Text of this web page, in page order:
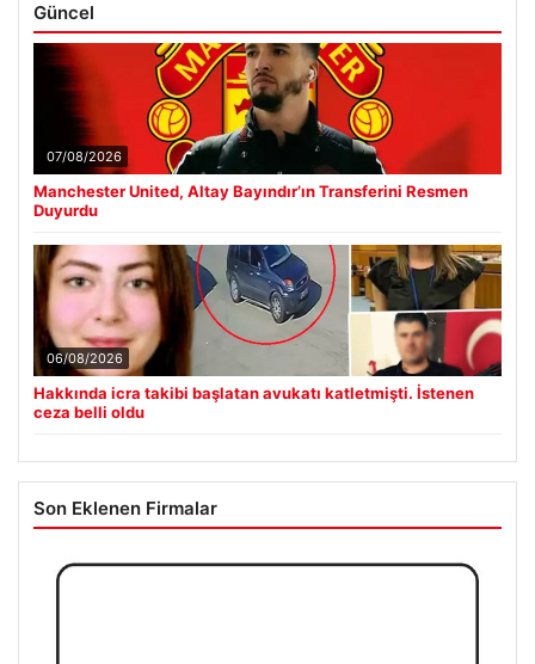
Güncel
07/08/2026
Manchester United, Altay Bayındır’ın Transferini Resmen
Duyurdu
06/08/2026
Hakkında icra takibi başlatan avukatı katletmişti. İstenen
ceza belli oldu
Son Eklenen Firmalar